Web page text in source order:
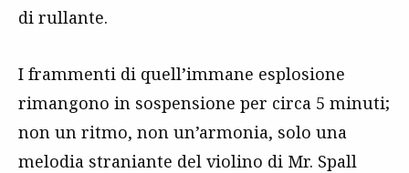
di rullante.
I frammenti di quell’immane esplosione
rimangono in sospensione per circa 5 minuti;
non un ritmo, non un’armonia, solo una
melodia straniante del violino di Mr. Spall